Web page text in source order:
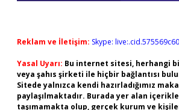
Reklam ve İletişim: Skype:
Yasal Uyarı: Bu internet sitesi, herhangi
veya şahıs şirketi ile hiçbir bağlantısı
Sitede yalnızca kendi hazırladığımız
paylaşılmaktadır. Burada yer alan
taşımamakta olup, gerçek kurum ve